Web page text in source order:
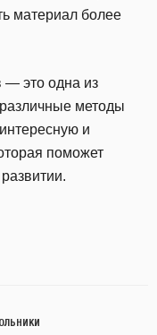
материал более
— это одна из
методы
и
поможет